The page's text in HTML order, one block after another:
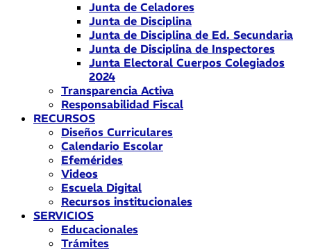
Junta de Celadores
Junta de Disciplina
Junta de Disciplina de Ed. Secundaria
Junta de Disciplina de Inspectores
Junta Electoral Cuerpos Colegiados
2024
Transparencia Activa
Responsabilidad Fiscal
RECURSOS
Diseños Curriculares
Calendario Escolar
Efemérides
Videos
Escuela Digital
Recursos institucionales
SERVICIOS
Educacionales
Trámites